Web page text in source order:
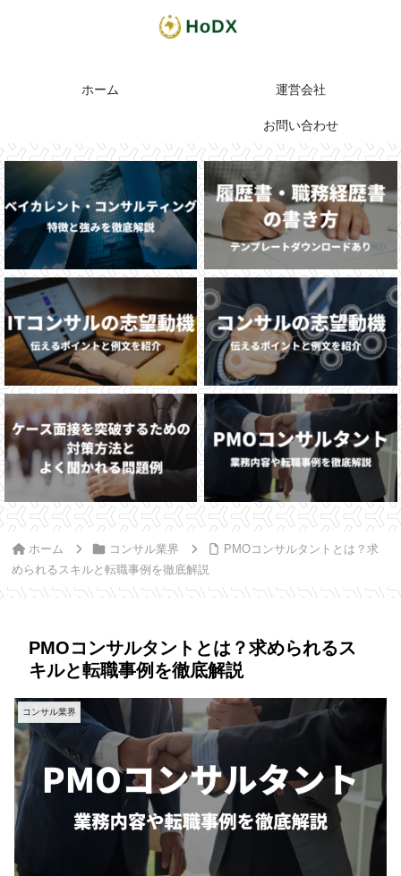
ホーム 運営会社
お問い合わせ
ホーム コンサル業界
PMOコンサルタントとは？求
められるスキルと転職事例を徹底解説
PMOコンサルタントとは？求められるス
キルと転職事例を徹底解説
コンサル業界